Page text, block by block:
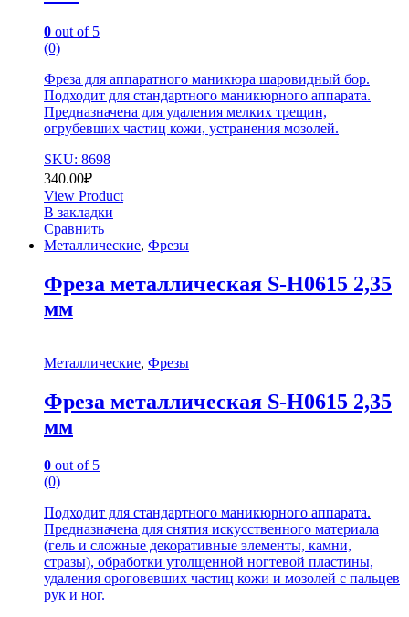
0 out of 5
(0)
Фреза для аппаратного маникюра шаровидный бор.
Подходит для стандартного маникюрного аппарата.
Предназначена для удаления мелких трещин,
огрубевших частиц кожи, устранения мозолей.
SKU: 8698
340.00₽
View Product
В закладки
Сравнить
Металлические, Фрезы
Фреза металлическая S-H0615 2,35
мм
Металлические, Фрезы
Фреза металлическая S-H0615 2,35
мм
0 out of 5
(0)
Подходит для стандартного маникюрного аппарата.
Предназначена для снятия искусственного материала
(гель и сложные декоративные элементы, камни,
стразы), обработки утолщенной ногтевой пластины,
удаления ороговевших частиц кожи и мозолей с пальцев
рук и ног.